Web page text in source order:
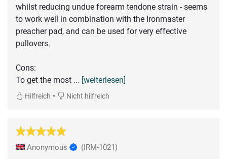
whilst reducing undue forearm tendone strain - seems
to work well in combination with the Ironmaster
preacher pad, and can be used for very effective
pullovers.
Cons:
To get the most ... [weiterlesen]
Hilfreich • Nicht hilfreich
Anonymous (IRM-1021)